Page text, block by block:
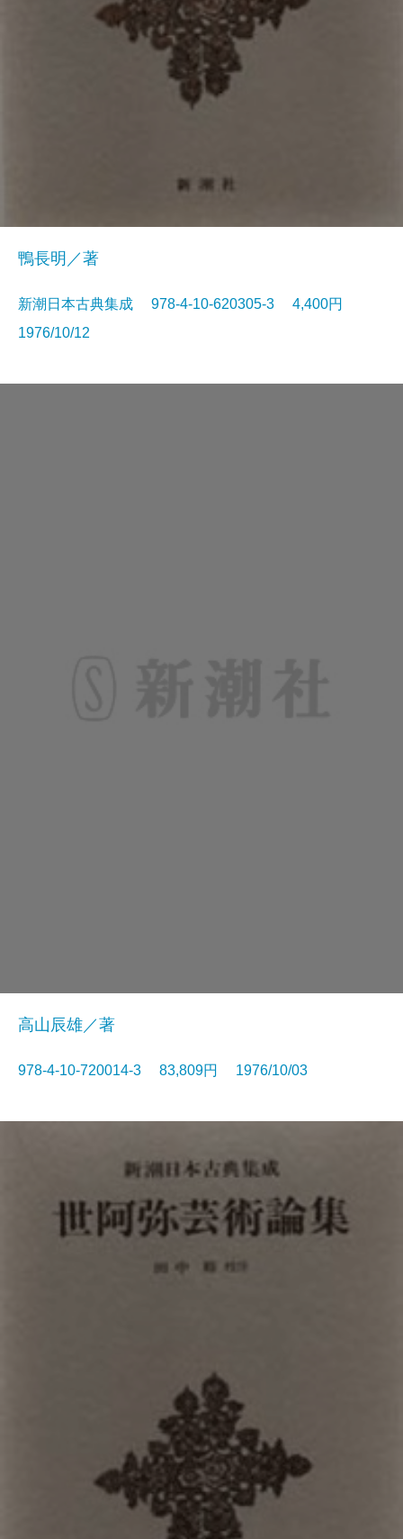
鴨長明／著
新潮日本古典集成 978-4-10-620305-3 4,400円
1976/10/12
高山辰雄／著
978-4-10-720014-3 83,809円 1976/10/03